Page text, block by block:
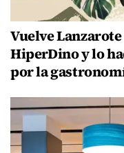
Vuelve
HiperDino y lo
por la